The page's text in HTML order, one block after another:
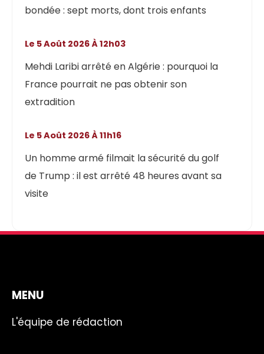
bondée : sept morts, dont trois enfants
Mehdi Laribi arrêté en Algérie : pourquoi la
France pourrait ne pas obtenir son
extradition
Le 5 Août 2026 À 12h03
Un homme armé filmait la sécurité du golf
de Trump : il est arrêté 48 heures avant sa
visite
Le 5 Août 2026 À 11h16
MENU
L'équipe de rédaction